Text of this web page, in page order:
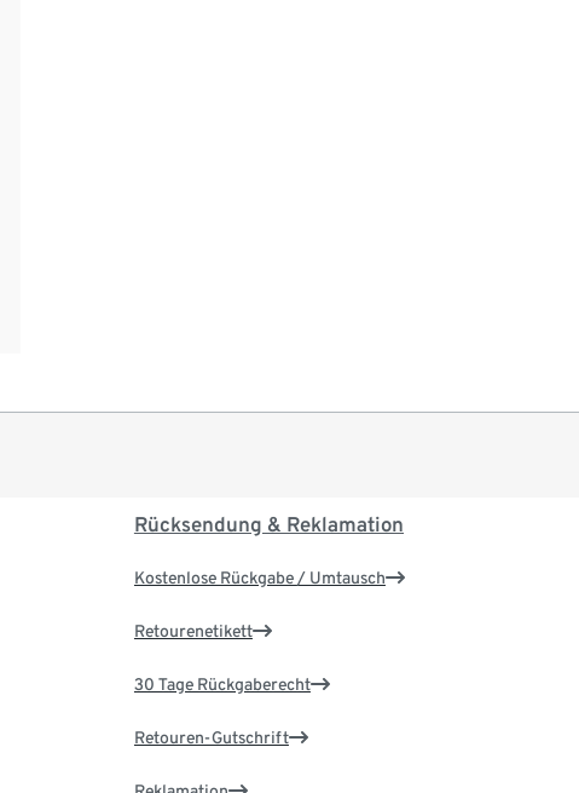
Rücksendung & Reklamation
Kostenlose Rückgabe / Umtausch
Retourenetikett
30 Tage Rückgaberecht
Retouren-Gutschrift